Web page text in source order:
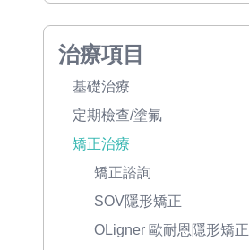
治療項目
基礎治療
定期檢查/塗氟
矯正治療
矯正諮詢
SOV隱形矯正
OLigner 歐耐恩隱形矯正